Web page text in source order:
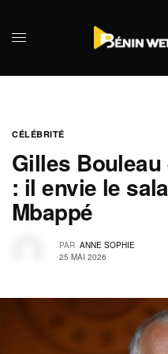
CÉLÉBRITÉ
Gilles Bouleau
: il envie le
Mbappé
PAR ANNE SOPHIE
25 MAI 2026